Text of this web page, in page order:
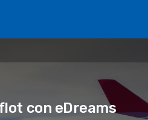
con eDreams